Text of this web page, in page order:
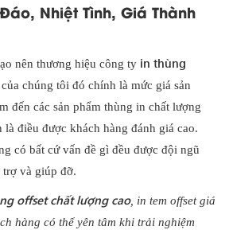
Nhiệt Tình, Giá Thành
nên thương hiệu công ty in thùng
của chúng tôi đó chính là mức giá sản
đến các sản phẩm thùng in chất lượng
điều được khách hàng đánh giá cao.
có bất cứ vấn đề gì đều được đội ngũ
trợ và giúp đỡ.
offset chất lượng cao, in tem offset giá
hàng có thể yên tâm khi trải nghiệm